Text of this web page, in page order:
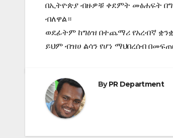
በኢትዮጵያ ብዙዎቹ ቀደምት መፅሐፍት
ብለዋል።
ወደፊትም ከግዕዝ በተጨማሪ የአረብኛ
ይህም ብዝሀ ልሳን የሆነ ማህበረሰብ
ByPR Department